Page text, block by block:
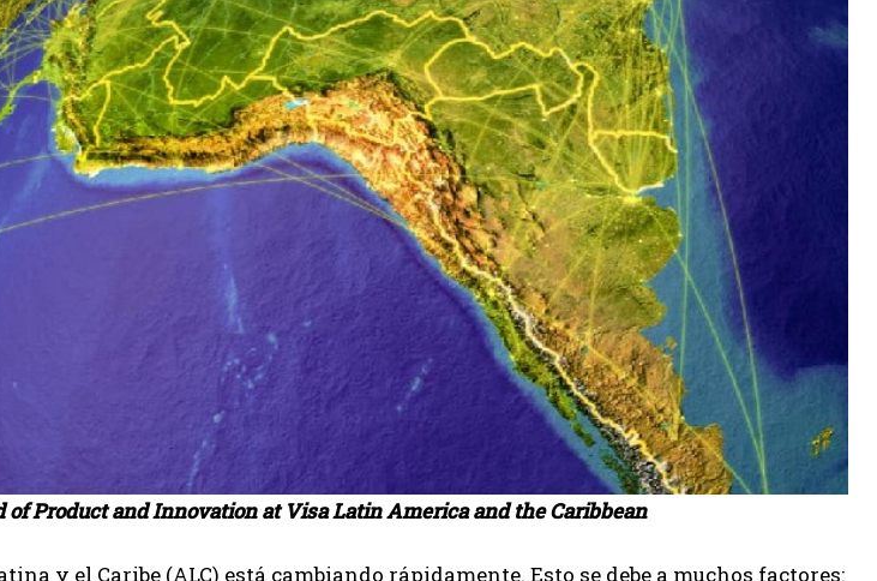
of Product and Innovation at Visa Latin America and the Caribbean
y el Caribe (ALC) está cambiando rápidamente. Esto se debe a muchos factores: